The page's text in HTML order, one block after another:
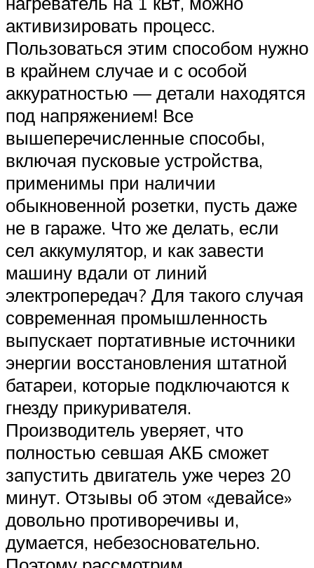
активизировать процесс.
Пользоваться этим способом нужно
в крайнем случае и с особой
аккуратностью — детали находятся
под напряжением! Все
вышеперечисленные способы,
включая пусковые устройства,
применимы при наличии
обыкновенной розетки, пусть даже
не в гараже. Что же делать, если
сел аккумулятор, и как завести
машину вдали от линий
электропередач? Для такого случая
современная промышленность
выпускает портативные источники
энергии восстановления штатной
батареи, которые подключаются к
гнезду прикуривателя.
Производитель уверяет, что
полностью севшая АКБ сможет
запустить двигатель уже через 20
минут. Отзывы об этом «девайсе»
довольно противоречивы и,
думается, небезосновательно.